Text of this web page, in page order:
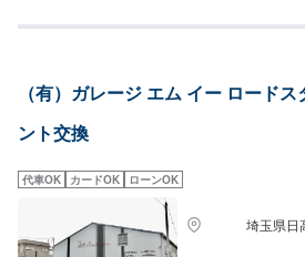
険適用の修理ももちろん承ります。お気軽にご
業時間：9時30分〜18時🗓定休日：月曜・祝日
（有）ガレージ エム イー ロード
ント交換
代車OK カードOK ローンOK
埼玉県日